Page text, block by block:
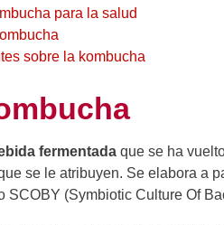
para la salud
sobre la kombucha
fermentada que se ha
se le atribuyen. Se elabora a
SCOBY (Symbiotic Culture Of